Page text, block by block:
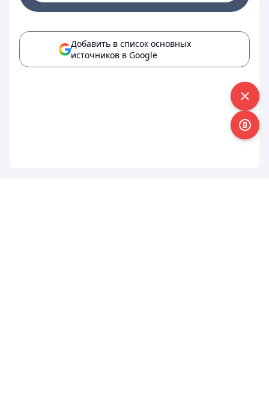
Добавить в список основных
источников в Google